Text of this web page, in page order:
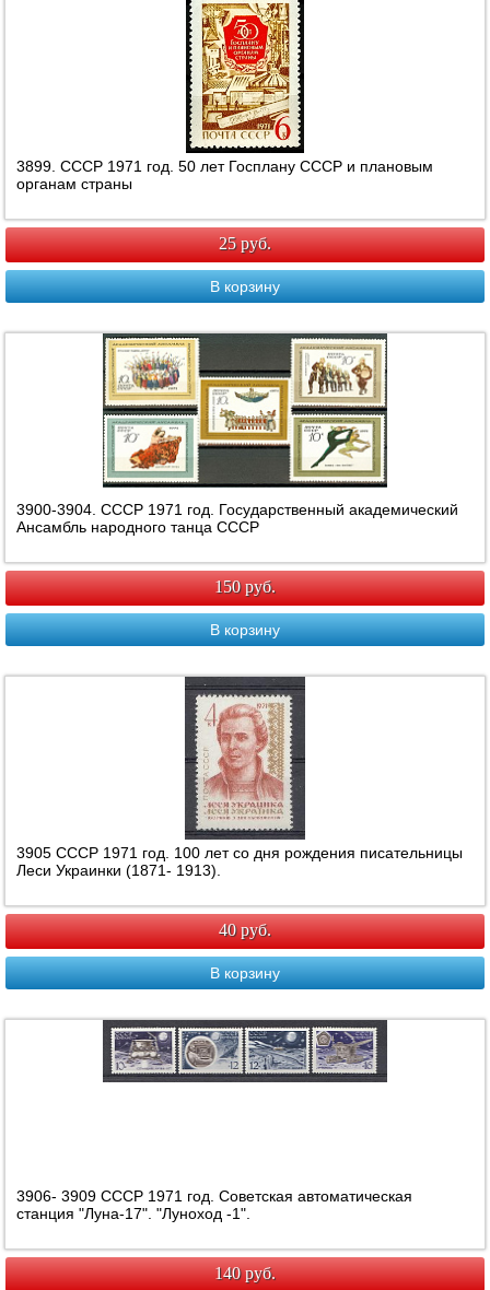
3899. СССР 1971 год. 50 лет Госплану СССР и плановым
органам страны
25 руб.
В корзину
3900-3904. СССР 1971 год. Государственный академический
Ансамбль народного танца СССР
150 руб.
В корзину
3905 СССР 1971 год. 100 лет со дня рождения писательницы
Леси Украинки (1871- 1913).
40 руб.
В корзину
3906- 3909 СССР 1971 год. Советская автоматическая
станция "Луна-17". "Луноход -1".
140 руб.